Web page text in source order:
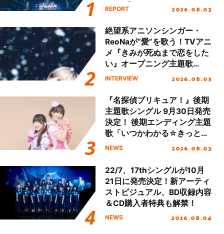
Final「NICE to meet YOU
ート!!
REPORT 2026.08.03
絶望系アニソンシンガー・
ReoNaが“愛”を歌う！TVアニ
メ『きみが死ぬまで恋をした
い』オープニング主題歌
「Amore」インタビュー
INTERVIEW 2026.08.03
『名探偵プリキュア！』後期
主題歌シングル 9月30日発売
決定！ 後期エンディング主題
歌「いつかわかる☆きっとあ
える」TVサイズ先行配信開
NEWS 2026.08.03
22/7、17thシングルが10月
21日に発売決定！新アーティ
ストビジュアル、BD収録内容
＆CD購入者特典も解禁！
NEWS 2026.08.04